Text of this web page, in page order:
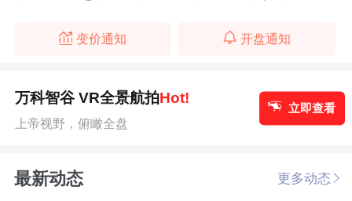
变价通知 开盘通知
万科智谷 VR全景航拍Hot!
上帝视野，俯瞰全盘
立即查看
最新动态 更多动态